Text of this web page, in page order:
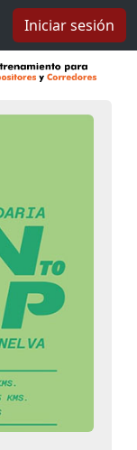
Iniciar sesión